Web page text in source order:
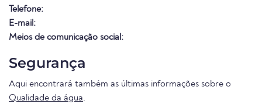
Telefone:
E-mail:
Meios de comunicação social:
Segurança
Aqui encontrará também as últimas informações sobre o
Qualidade da água.